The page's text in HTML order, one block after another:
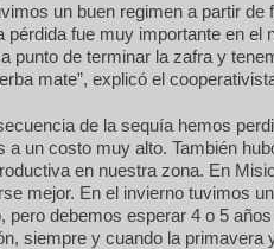
un buen regimen a partir
pérdida fue muy importante en
punto de terminar la zafra y
mate”, explicó el
de la sequía hemos
a un costo muy alto. También
en nuestra zona. En
mejor. En el invierno tuvimos
pero debemos esperar 4 o 5
siempre y cuando la primavera